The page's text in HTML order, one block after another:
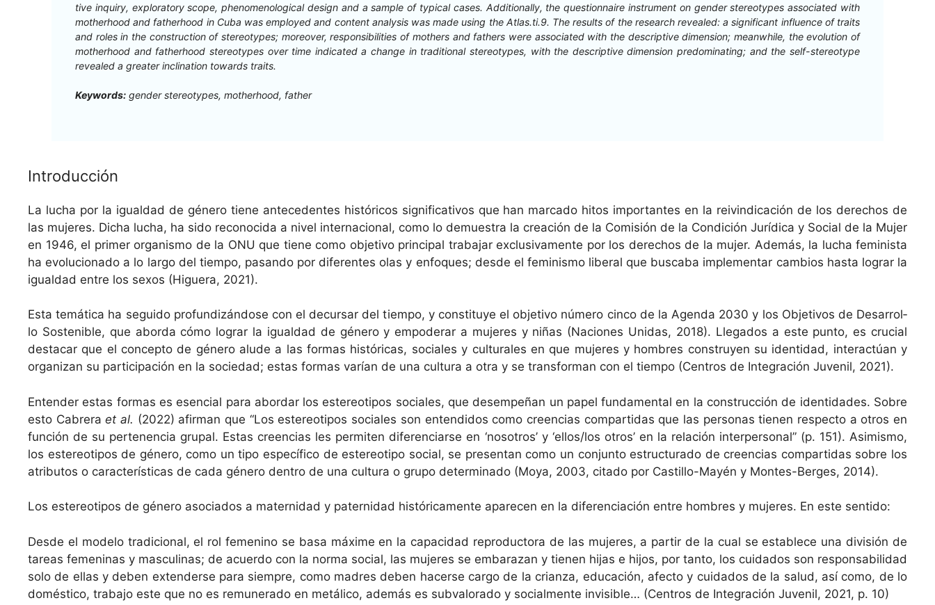
tive inquiry, explorato­ry scope, phe­nom­e­no­log­i­cal design and a sam­ple of typ­i­cal cas­es. Addi­tion­al­ly, the ques­tion­naire instru­ment on gen­der stereo­types asso­ci­at­ed with
moth­er­hood and father­hood in Cuba was employed and con­tent analy­sis was made using the Atlas.ti.9. The results of the research revealed: a sig­nif­i­cant influ­ence of traits
and roles in the con­struc­tion of stereo­types; more­over, respon­si­bil­i­ties of moth­ers and fathers were asso­ci­at­ed with the descrip­tive dimen­sion; mean­while, the evo­lu­tion of
moth­er­hood and father­hood stereo­types over time indi­cat­ed a change in tra­di­tion­al stereo­types, with the descrip­tive dimen­sion pre­dom­i­nat­ing; and the self-stereo­type
revealed a greater incli­na­tion towards traits.
Key­words: gen­der stereo­types, moth­er­hood, father
Introducción
La lucha por la igual­dad de género tiene antecedentes históri­cos sig­ni­fica­tivos que han mar­ca­do hitos impor­tantes en la reivin­di­cación de los dere­chos de
las mujeres. Dicha lucha, ha sido recono­ci­da a niv­el inter­na­cional, como lo demues­tra la creación de la Comisión de la Condi­ción Jurídi­ca y Social de la Mujer
en 1946, el primer organ­is­mo de la ONU que tiene como obje­ti­vo prin­ci­pal tra­ba­jar exclu­si­va­mente por los dere­chos de la mujer. Además, la lucha fem­i­nista
ha evolu­ciona­do a lo largo del tiem­po, pasan­do por difer­entes olas y enfo­ques; des­de el fem­i­nis­mo lib­er­al que bus­ca­ba imple­men­tar cam­bios has­ta lograr la
igual­dad entre los sex­os (Higuera, 2021).
Esta temáti­ca ha segui­do pro­fun­dizán­dose con el decur­sar del tiem­po, y con­sti­tuye el obje­ti­vo número cin­co de la Agen­da 2030 y los Obje­tivos de Desar­rol­
lo Sostenible, que abor­da cómo lograr la igual­dad de género y empoder­ar a mujeres y niñas (Naciones Unidas, 2018). Lle­ga­dos a este pun­to, es cru­cial
destacar que el con­cep­to de género alude a las for­mas históri­c­as, sociales y cul­tur­ales en que mujeres y hom­bres con­struyen su iden­ti­dad, inter­ac­túan y
orga­ni­zan su par­tic­i­pación en la sociedad; estas for­mas varían de una cul­tura a otra y se trans­for­man con el tiem­po (Cen­tros de Inte­gración Juve­nil, 2021).
Enten­der estas for­mas es esen­cial para abor­dar los estereoti­pos sociales, que desem­peñan un papel fun­da­men­tal en la con­struc­ción de iden­ti­dades. Sobre
esto Cabr­eraet al. (2022) afir­man que “Los estereoti­pos sociales son enten­di­dos como creen­cias com­par­tidas que las per­sonas tienen respec­to a otros en
fun­ción de su perte­nen­cia gru­pal. Estas creen­cias les per­miten difer­en­cia­rse en ‘nosotros’ y ‘ellos/los otros’ en la relación inter­per­son­al” (p. 151). Asimis­mo,
los estereoti­pos de género, como un tipo especí­fi­co de estereotipo social, se pre­sen­tan como un con­jun­to estruc­tura­do de creen­cias com­par­tidas sobre los
atrib­u­tos o car­ac­terís­ti­cas de cada género den­tro de una cul­tura o grupo deter­mi­na­do (Moya, 2003, cita­do por Castil­lo-Mayén y Montes-Berges, 2014).
Los estereoti­pos de género aso­ci­a­dos a mater­nidad y pater­nidad históri­ca­mente apare­cen en la difer­en­ciación entre hom­bres y mujeres. En este sentido:
Des­de el mod­e­lo tradi­cional, el rol femeni­no se basa máxime en la capaci­dad repro­duc­to­ra de las mujeres, a par­tir de la cual se establece una división de
tar­eas femeni­nas y mas­culi­nas; de acuer­do con la nor­ma social, las mujeres se embarazan y tienen hijas e hijos, por tan­to, los cuida­dos son respon­s­abil­i­dad
solo de ellas y deben exten­der­se para siem­pre, como madres deben hac­erse car­go de la cri­an­za, edu­cación, afec­to y cuida­dos de la salud, así como, de lo
domés­ti­co, tra­ba­jo este que no es remu­ner­a­do en metáli­co, además es sub­val­o­rado y social­mente invis­i­ble… (Cen­tros de Inte­gración Juve­nil, 2021, p. 10)